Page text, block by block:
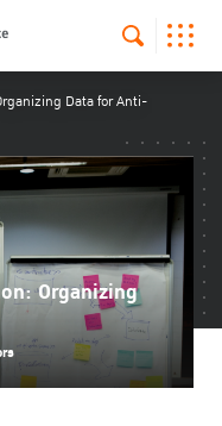
Data for Anti-
Organizing